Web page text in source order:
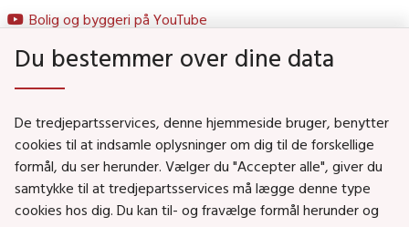
Bolig og byggeri på YouTube
Social- og Boligministeriet
Job i Social- og Boligstyrelsen
Puljer og tilskud
Du bestemmer over dine data
De tredjepartsservices, denne hjemmeside bruger, benytter
cookies til at indsamle oplysninger om dig til de forskellige
formål, du ser herunder. Vælger du "Accepter alle", giver du
samtykke til at tredjepartsservices må lægge denne type
cookies hos dig. Du kan til- og fravælge formål herunder og